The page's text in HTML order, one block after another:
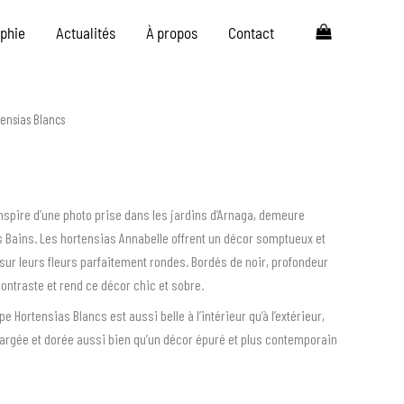
Actualités À propos Contact
Blancs
d’une photo prise dans les jardins d’Arnaga, demeure
Bains. Les hortensias Annabelle offrent un décor somptueux et
leurs fleurs parfaitement rondes. Bordés de noir, profondeur
et rend ce décor chic et sobre.
Hortensias Blancs est aussi belle à l’intérieur qu’à l’extérieur,
et dorée aussi bien qu’un décor épuré et plus contemporain